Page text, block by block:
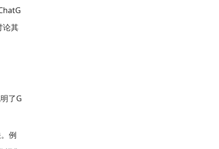
论其
了G
例